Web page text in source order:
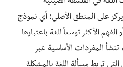
على المنطق الأصلي؛ أي نموذج
الأكثر توسعاً للغة باعتبارها
تنشأ المفردات الأساسية عبر
تربط مسألة اللغة بالمشكلة